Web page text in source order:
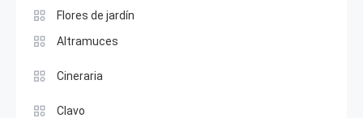
Flores de jardín
Altramuces
Cineraria
Clavo